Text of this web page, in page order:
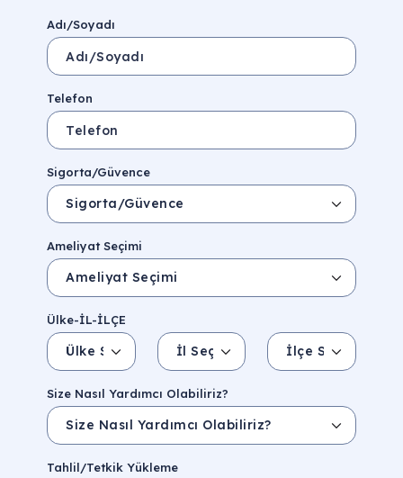
Adı/Soyadı
Telefon
Sigorta/Güvence
Ameliyat Seçimi
Ülke-İL-İLÇE
Ülke Seçin
İl Seçin İlçe Seçin
Size Nasıl Yardımcı Olabiliriz?
Tahlil/Tetkik Yükleme